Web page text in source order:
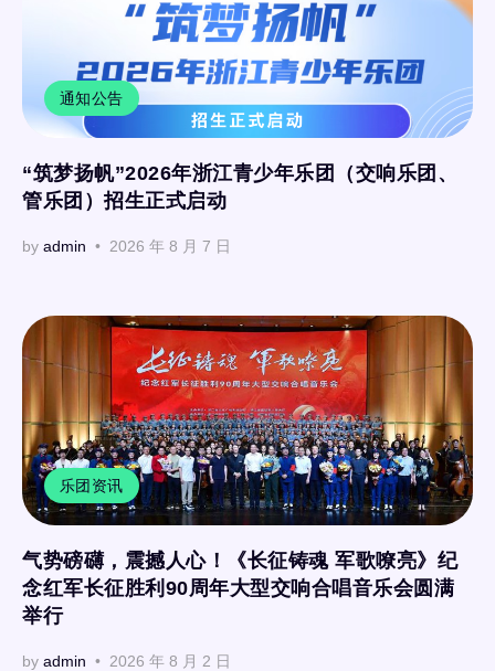
通知公告
“筑梦扬帆”2026年浙江青少年乐团（交响乐团、
管乐团）招生正式启动
by admin 2026 年 8 月 7 日
乐团资讯
气势磅礴，震撼人心！《长征铸魂 军歌嘹亮》纪
念红军长征胜利90周年大型交响合唱音乐会圆满
举行
by admin 2026 年 8 月 2 日